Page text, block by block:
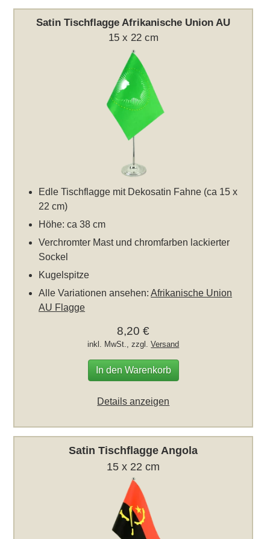
Satin Tischflagge Afrikanische Union AU
15 x 22 cm
Edle Tischflagge mit Dekosatin Fahne (ca 15 x
22 cm)
Höhe: ca 38 cm
Verchromter Mast und chromfarben lackierter
Sockel
Kugelspitze
Alle Variationen ansehen:Afrikanische Union
AU Flagge
8,20 €
inkl. MwSt., zzgl.Versand
In den Warenkorb
Details anzeigen
Satin Tischflagge Angola
15 x 22 cm